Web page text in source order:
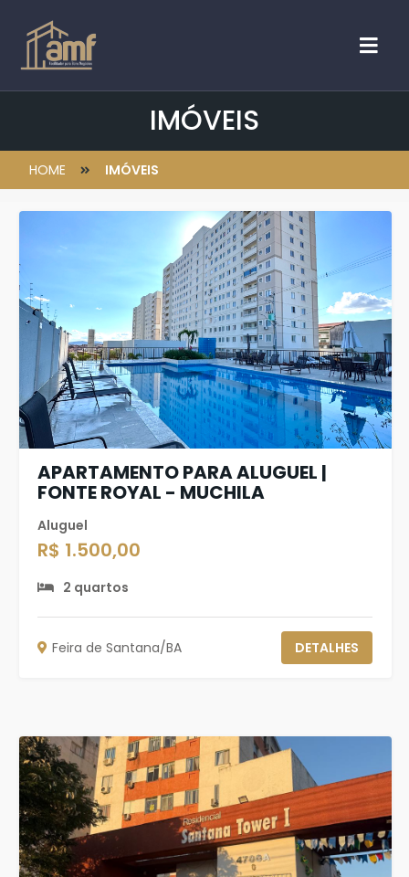
IMÓVEIS
HOME IMÓVEIS
APARTAMENTO PARA ALUGUEL |
FONTE ROYAL - MUCHILA
Aluguel
R$ 1.500,00
2 quartos
Feira de Santana/BA DETALHES